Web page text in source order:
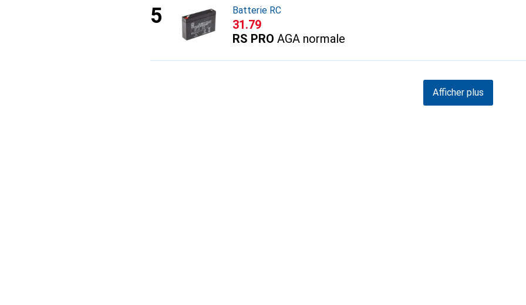
Batterie RC
CHF
31.79
RS PRO AGA normale
Afficher plus